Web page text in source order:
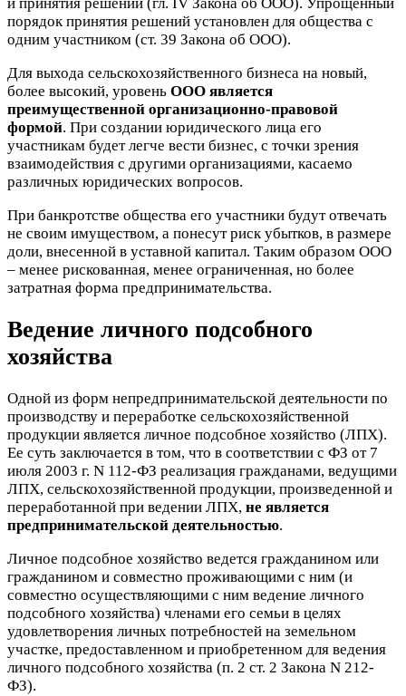
порядок принятия решений установлен для общества с
одним участником (ст. 39 Закона об ООО).
Для выхода сельскохозяйственного бизнеса на новый,
более высокий, уровень ООО является
преимущественной организационно-правовой
формой. При создании юридического лица его
участникам будет легче вести бизнес, с точки зрения
взаимодействия с другими организациями, касаемо
различных юридических вопросов.
При банкротстве общества его участники будут отвечать
не своим имуществом, а понесут риск убытков, в размере
доли, внесенной в уставной капитал. Таким образом ООО
– менее рискованная, менее ограниченная, но более
затратная форма предпринимательства.
Ведение личного подсобного
хозяйства
Одной из форм непредпринимательской деятельности по
производству и переработке сельскохозяйственной
продукции является личное подсобное хозяйство (ЛПХ).
Ее суть заключается в том, что в соответствии с ФЗ от 7
июля 2003 г. N 112-ФЗ реализация гражданами, ведущими
ЛПХ, сельскохозяйственной продукции, произведенной и
переработанной при ведении ЛПХ, не является
предпринимательской деятельностью.
Личное подсобное хозяйство ведется гражданином или
гражданином и совместно проживающими с ним (и
совместно осуществляющими с ним ведение личного
подсобного хозяйства) членами его семьи в целях
удовлетворения личных потребностей на земельном
участке, предоставленном и приобретенном для ведения
личного подсобного хозяйства (п. 2 ст. 2 Закона N 212-
ФЗ).